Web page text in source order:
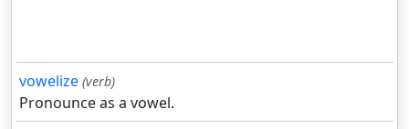
vowelize (verb)
Pronounce as a vowel.